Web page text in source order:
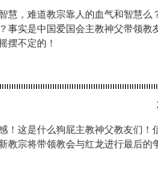
慧，难道教宗靠人的血气和智慧么
事实是中国爱国会主教神父带领教
摆不定的！
！这是什么狗屁主教神父教友们！
教宗将带领教会与红龙进行最后的